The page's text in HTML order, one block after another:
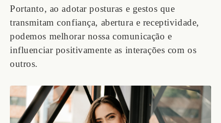
Portanto, ao adotar posturas e gestos que
transmitam confiança, abertura e receptividade,
podemos melhorar nossa comunicação e
influenciar positivamente as interações com os
outros.